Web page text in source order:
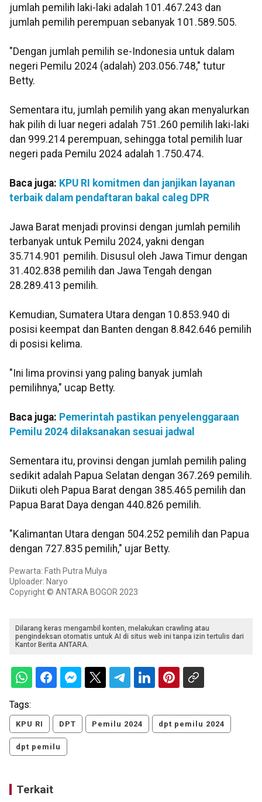
jumlah pemilih laki-laki adalah 101.467.243 dan
jumlah pemilih perempuan sebanyak 101.589.505.
"Dengan jumlah pemilih se-Indonesia untuk dalam
negeri Pemilu 2024 (adalah) 203.056.748," tutur
Betty.
Sementara itu, jumlah pemilih yang akan menyalurkan
hak pilih di luar negeri adalah 751.260 pemilih laki-laki
dan 999.214 perempuan, sehingga total pemilih luar
negeri pada Pemilu 2024 adalah 1.750.474.
Baca juga: KPU RI komitmen dan janjikan layanan
terbaik dalam pendaftaran bakal caleg DPR
Jawa Barat menjadi provinsi dengan jumlah pemilih
terbanyak untuk Pemilu 2024, yakni dengan
35.714.901 pemilih. Disusul oleh Jawa Timur dengan
31.402.838 pemilih dan Jawa Tengah dengan
28.289.413 pemilih.
Kemudian, Sumatera Utara dengan 10.853.940 di
posisi keempat dan Banten dengan 8.842.646 pemilih
di posisi kelima.
"Ini lima provinsi yang paling banyak jumlah
pemilihnya," ucap Betty.
Baca juga: Pemerintah pastikan penyelenggaraan
Pemilu 2024 dilaksanakan sesuai jadwal
Sementara itu, provinsi dengan jumlah pemilih paling
sedikit adalah Papua Selatan dengan 367.269 pemilih.
Diikuti oleh Papua Barat dengan 385.465 pemilih dan
Papua Barat Daya dengan 440.826 pemilih.
"Kalimantan Utara dengan 504.252 pemilih dan Papua
dengan 727.835 pemilih," ujar Betty.
Pewarta: Fath Putra Mulya
Uploader: Naryo
Copyright © ANTARA BOGOR 2023
Dilarang keras mengambil konten, melakukan crawling atau
pengindeksan otomatis untuk AI di situs web ini tanpa izin tertulis dari
Kantor Berita ANTARA.
Tags:
KPU RI DPT Pemilu 2024 dpt pemilu 2024
dpt pemilu
Terkait